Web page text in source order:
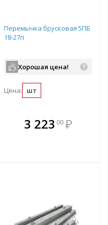
В комплекте
всегда выгоднее!
Перемычка брусковая 5ПБ
18-27п
Хорошая цена!
Цена: шт
3 223 00 ₽